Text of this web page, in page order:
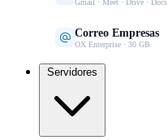
Gmail · Meet · Drive · Docs
 Correo Empresas
OX Enterprise · 30 GB
Servidores